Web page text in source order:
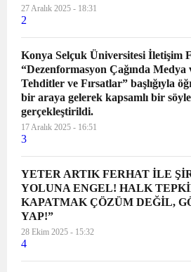
27 Aralık 2025 - 18:31
2
Konya Selçuk Üniversitesi İletişim
“Dezenformasyon Çağında Medya
Tehditler ve Fırsatlar” başlığıyla
bir araya gelerek kapsamlı bir
gerçekleştirildi.
17 Aralık 2025 - 16:51
3
YETER ARTIK FERHAT İLE
YOLUNA ENGEL! HALK
KAPATMAK ÇÖZÜM DEĞİL,
YAP!”
28 Ekim 2025 - 15:32
4